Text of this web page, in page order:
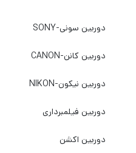
دوربین سونی-SONY
دوربین کانن-CANON
دوربین نیکون-NIKON
دوربین فیلمبرداری
دوربین اکشن